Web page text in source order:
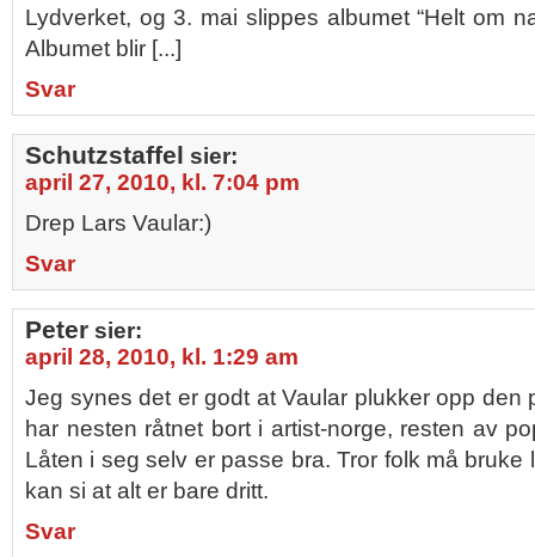
Lydverket, og 3. mai slippes albumet “Helt om
Albumet blir [...]
Svar
Schutzstaffel sier:
april 27, 2010, kl. 7:04 pm
Drep Lars Vaular:)
Svar
Peter sier:
april 28, 2010, kl. 1:29 am
Jeg synes det er godt at Vaular plukker opp den
har nesten råtnet bort i artist-norge, resten av
Låten i seg selv er passe bra. Tror folk må bruke
kan si at alt er bare dritt.
Svar